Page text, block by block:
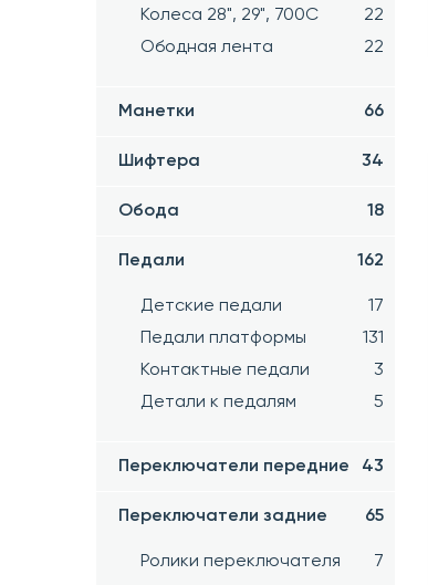
Колеса 28", 29", 700С
22
Ободная лента
22
Манетки 66
Шифтера 34
Обода 18
Педали 162
Детские педали
17
Педали платформы
131
Контактные педали
3
Детали к педалям
5
Переключатели передние 43
Переключатели задние 65
Ролики переключателя 7